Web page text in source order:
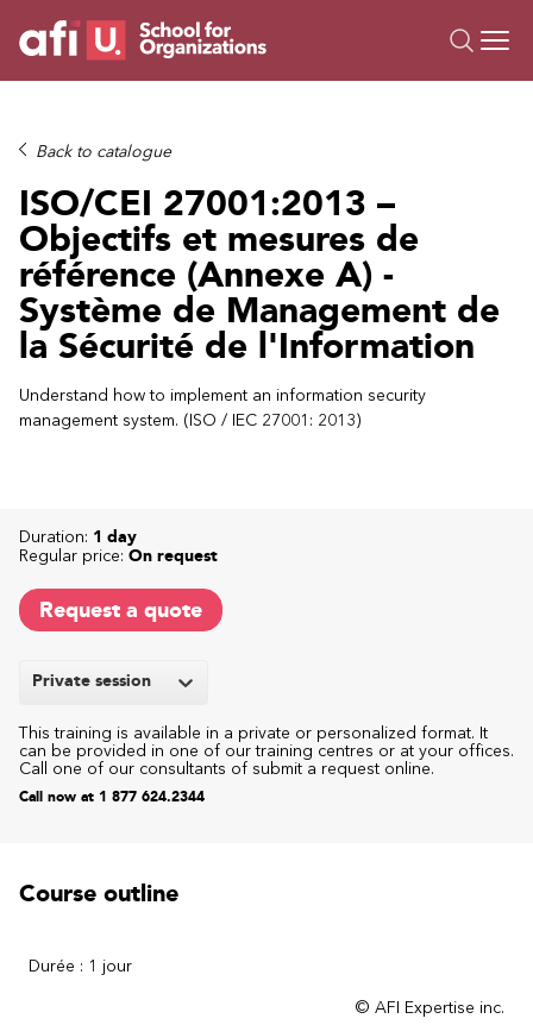
Trainings
Campus AI
Custom
About Us
Resources
Back to catalogue
ISO/CEI 27001:2013 –
Objectifs et mesures de
référence (Annexe A) -
Système de Management de
la Sécurité de l'Information
Understand how to implement an information security
management system. (ISO / IEC 27001: 2013)
Private session
This training is available in a private or personalized format. It
can be provided in one of our training centres or at your offices.
Call one of our consultants of submit a request online.
Call now at 1 877 624.2344
Duration: 1 day
Regular price: On request
Request a quote
Course outline
Durée : 1 jour
© AFI Expertise inc.